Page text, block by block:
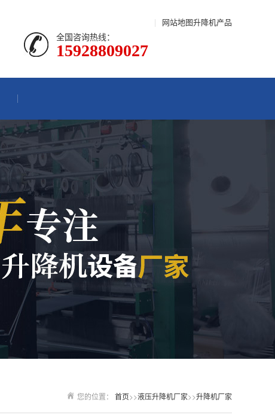
升降机产品
| 网站地图
全国咨询热线：
15928809027
您的位置： 首页>>液压升降机厂家>>升降机厂家